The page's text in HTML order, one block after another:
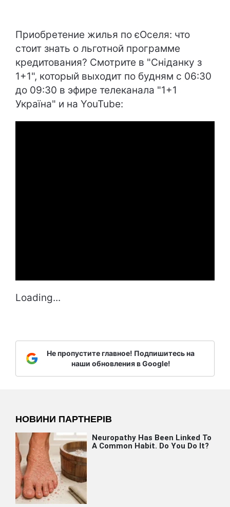
Приобретение жилья по єОселя: что
стоит знать о льготной программе
кредитования? Смотрите в "Сніданку з
1+1", который выходит по будням с 06:30
до 09:30 в эфире телеканала "1+1
Україна" и на YouTube:
Loading...
Не пропустите главное! Подпишитесь на
наши обновления в Google!